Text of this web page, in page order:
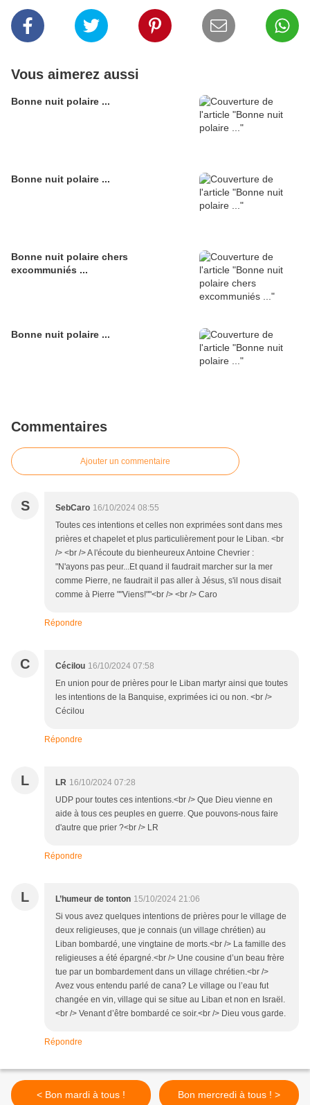
Vous aimerez aussi
Bonne nuit polaire ...
Bonne nuit polaire ...
Bonne nuit polaire chers
excommuniés ...
Bonne nuit polaire ...
Commentaires
Ajouter un commentaire
S SebCaro 16/10/2024 08:55
Toutes ces intentions et celles non exprimées sont dans mes
prières et chapelet et plus particulièrement pour le Liban. <br
/> <br /> A l'écoute du bienheureux Antoine Chevrier :
"N'ayons pas peur...Et quand il faudrait marcher sur la mer
comme Pierre, ne faudrait il pas aller à Jésus, s'il nous disait
comme à Pierre ""Viens!""<br /> <br /> Caro
Répondre
C Cécilou 16/10/2024 07:58
En union pour de prières pour le Liban martyr ainsi que toutes
les intentions de la Banquise, exprimées ici ou non. <br />
Cécilou
Répondre
L LR 16/10/2024 07:28
UDP pour toutes ces intentions.<br /> Que Dieu vienne en
aide à tous ces peuples en guerre. Que pouvons-nous faire
d'autre que prier ?<br /> LR
Répondre
L L’humeur de tonton 15/10/2024 21:06
Si vous avez quelques intentions de prières pour le village de
deux religieuses, que je connais (un village chrétien) au
Liban bombardé, une vingtaine de morts.<br /> La famille des
religieuses a été épargné.<br /> Une cousine d’un beau frère
tue par un bombardement dans un village chrétien.<br />
Avez vous entendu parlé de cana? Le village ou l’eau fut
changée en vin, village qui se situe au Liban et non en Israël.
<br /> Venant d’être bombardé ce soir.<br /> Dieu vous garde.
Répondre
< Bon mardi à tous ! Bon mercredi à tous ! >